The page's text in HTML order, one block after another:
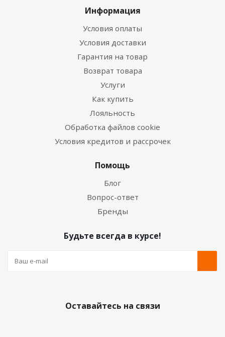
Информация
Условия оплаты
Условия доставки
Гарантия на товар
Возврат товара
Услуги
Как купить
Лояльность
Обработка файлов cookie
Условия кредитов и рассрочек
Помощь
Блог
Вопрос-ответ
Бренды
Будьте всегда в курсе!
Оставайтесь на связи